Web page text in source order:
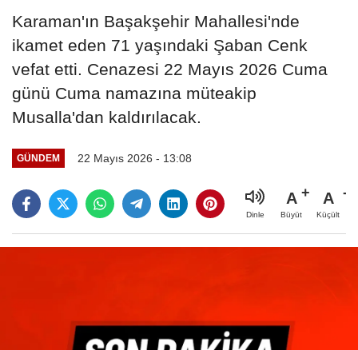
Karaman'ın Başakşehir Mahallesi'nde
ikamet eden 71 yaşındaki Şaban Cenk
vefat etti. Cenazesi 22 Mayıs 2026 Cuma
günü Cuma namazına müteakip
Musalla'dan kaldırılacak.
GÜNDEM 22 Mayıs 2026 - 13:08
Dinle
A
Büyüt
A
Küçült